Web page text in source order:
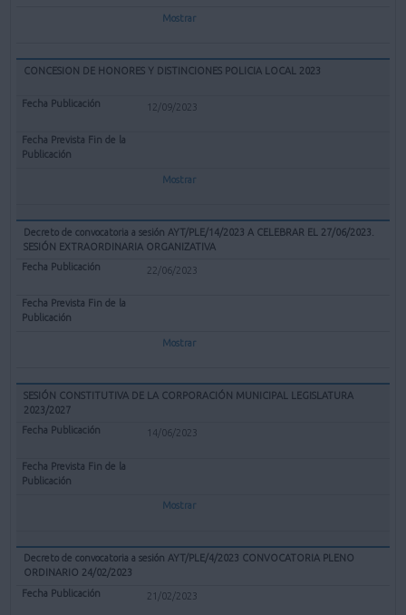
Mostrar
CONCESION DE HONORES Y DISTINCIONES POLICIA LOCAL 2023
12/09/2023
Mostrar
Decreto de convocatoria a sesión AYT/PLE/14/2023 A CELEBRAR EL 27/06/2023.
SESIÓN EXTRAORDINARIA ORGANIZATIVA
22/06/2023
Mostrar
SESIÓN CONSTITUTIVA DE LA CORPORACIÓN MUNICIPAL LEGISLATURA
2023/2027
14/06/2023
Mostrar
Decreto de convocatoria a sesión AYT/PLE/4/2023 CONVOCATORIA PLENO
ORDINARIO 24/02/2023
21/02/2023